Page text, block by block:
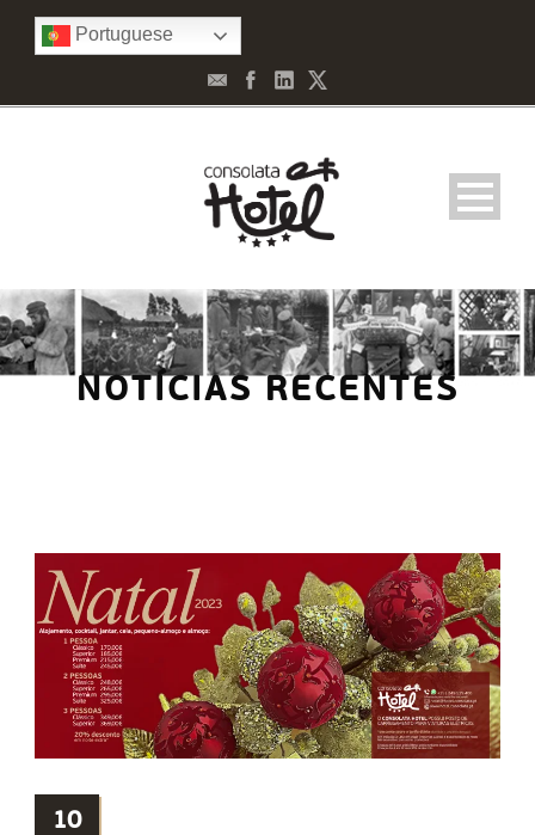
Portuguese
NOTÍCIAS RECENTES
10